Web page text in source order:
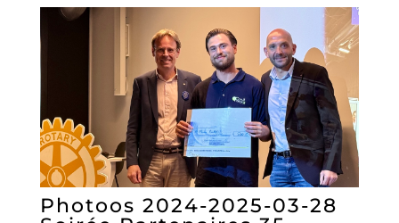
Photoos 2024-2025-03-28